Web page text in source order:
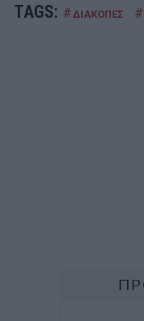
TAGS: # ΔΙΑΚΟΠΕΣ #